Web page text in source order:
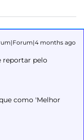
months ago
reportar pelo
como 'Melhor